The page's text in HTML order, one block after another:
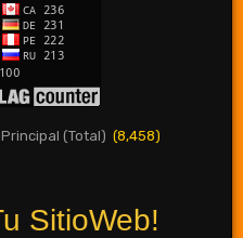
Principal (Total) (8,458)
SitioWeb!